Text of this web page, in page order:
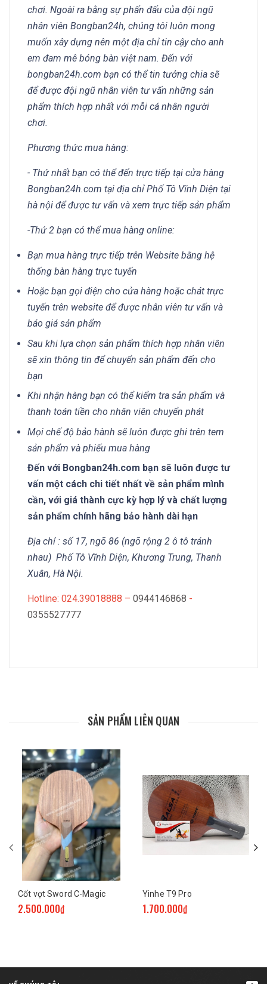
chơi. Ngoài ra bằng sự phấn đấu của đội ngũ
nhân viên Bongban24h, chúng tôi luôn mong
muốn xây dựng nên một địa chỉ tin cậy cho anh
em đam mê bóng bàn việt nam. Đến với
bongban24h.com bạn có thể tin tưởng chia sẽ
để được đội ngũ nhân viên tư vấn những sản
phẩm thích hợp nhất với mỗi cá nhân người
chơi.
Phương thức mua hàng:
- Thứ nhất bạn có thể đến trực tiếp tại cửa hàng
Bongban24h.com tại địa chỉ Phố Tô Vĩnh Diện tại
hà nội để được tư vấn và xem trực tiếp sản phẩm
-Thứ 2 bạn có thể mua hàng online:
Bạn mua hàng trực tiếp trên Website bằng hệ
thống bàn hàng trực tuyến
Hoặc bạn gọi điện cho cửa hàng hoặc chát trực
tuyến trên website để được nhân viên tư vấn và
báo giá sản phẩm
Sau khi lựa chọn sản phẩm thích hợp nhân viên
sẽ xin thông tin để chuyển sản phẩm đến cho
bạn
Khi nhận hàng bạn có thể kiểm tra sản phẩm và
thanh toán tiền cho nhân viên chuyển phát
Mọi chế độ bảo hành sẽ luôn được ghi trên tem
sản phẩm và phiếu mua hàng
Đến với Bongban24h.com bạn sẽ luôn được tư
vấn một cách chi tiết nhất về sản phẩm mình
cần, với giá thành cực kỳ hợp lý và chất lượng
sản phẩm chính hãng bảo hành dài hạn
Địa chỉ : số 17, ngõ 86 (ngõ rộng 2 ô tô tránh
nhau) Phố Tô Vĩnh Diện, Khương Trung, Thanh
Xuân, Hà Nội.
Hotline: 024.39018888 – 0944146868 -
0355527777
SẢN PHẨM LIÊN QUAN
Cốt vợt Sword C-Magic
2.500.000₫
Yinhe T9 Pro
1.700.000₫